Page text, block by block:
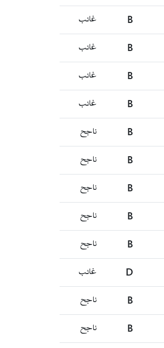
B غائب
B غائب
B غائب
B غائب
B ناجح
B ناجح
B ناجح
B ناجح
B ناجح
D غائب
B ناجح
B ناجح